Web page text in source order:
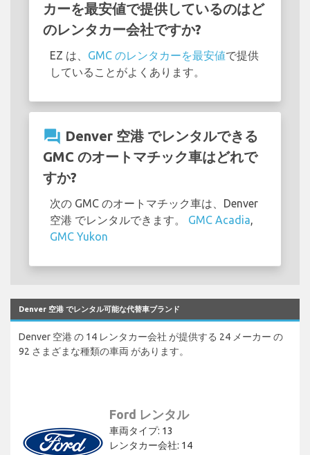
カーを最安値で提供しているのはど
のレンタカー会社ですか?
EZ は、 GMC のレンタカーを最安値で提供
していることがよくあります。
question_answer Denver 空港 でレンタルできる
GMC のオートマチック車はどれで
すか?
次の GMC のオートマチック車は、Denver
空港 でレンタルできます。 GMC Acadia
GMC Yukon
Denver 空港 でレンタル可能な代替車ブランド
Denver 空港 の 14 レンタカー会社 が提供する 24 メーカー の
92 さまざまな種類の車両 があります。
Ford レンタル
車両タイプ: 13
レンタカー会社: 14